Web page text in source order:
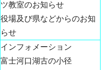
ツ教室のお知らせ
役場及び県などからのお知
らせ
インフォメーション
富士河口湖古の小径